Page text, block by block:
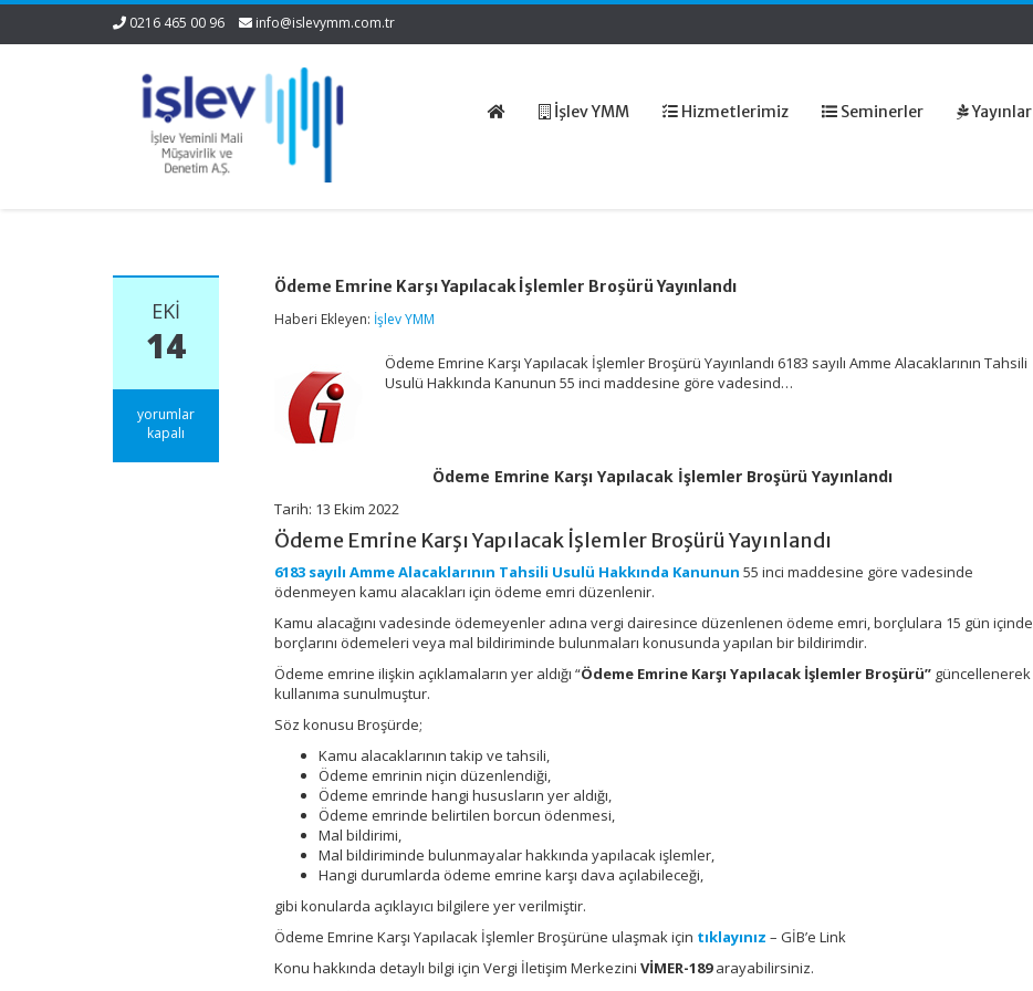
0216 465 00 96 info@islevymm.com.tr
İşlev YMM Hizmetlerimiz Seminerler Yayınlar
EKI
14
Ödeme
Emrine
yorumlar
kapalı
Ödeme Emrine Karşı Yapılacak İşlemler Broşürü Yayınlandı
Haberi Ekleyen: İşlev YMM
Ödeme Emrine Karşı Yapılacak İşlemler Broşürü Yayınlandı 6183 sayılı Amme Alacaklarının Tahsili
Usulü Hakkında Kanunun 55 inci maddesine göre vadesind…
Ödeme Emrine Karşı Yapılacak İşlemler Broşürü Yayınlandı
Tarih: 13 Ekim 2022
Ödeme Emrine Karşı Yapılacak İşlemler Broşürü Yayınlandı
6183 sayılı Amme Alacaklarının Tahsili Usulü Hakkında Kanunun 55 inci maddesine göre vadesinde
ödenmeyen kamu alacakları için ödeme emri düzenlenir.
Kamu alacağını vadesinde ödemeyenler adına vergi dairesince düzenlenen ödeme emri, borçlulara 15 gün içinde
borçlarını ödemeleri veya mal bildiriminde bulunmaları konusunda yapılan bir bildirimdir.
Ödeme emrine ilişkin açıklamaların yer aldığı “Ödeme Emrine Karşı Yapılacak İşlemler Broşürü” güncellenerek
kullanıma sunulmuştur.
Söz konusu Broşürde;
Kamu alacaklarının takip ve tahsili,
Ödeme emrinin niçin düzenlendiği,
Ödeme emrinde hangi hususların yer aldığı,
Ödeme emrinde belirtilen borcun ödenmesi,
Mal bildirimi,
Mal bildiriminde bulunmayalar hakkında yapılacak işlemler,
Hangi durumlarda ödeme emrine karşı dava açılabileceği,
gibi konularda açıklayıcı bilgilere yer verilmiştir.
Ödeme Emrine Karşı Yapılacak İşlemler Broşürüne ulaşmak için tıklayınız– GİB’e Link
Konu hakkında detaylı bilgi için Vergi İletişim MerkeziniVİMER-189arayabilirsiniz.